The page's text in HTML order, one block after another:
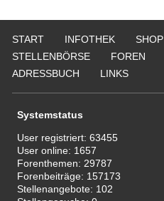
START INFOTHEK SHOP
STELLENBÖRSE
FOREN
ADRESSBUCH
LINKS
Systemstatus
User registriert:63455
User online: 1657
Forenthemen: 29787
Forenbeiträge: 157173
Stellenangebote: 102